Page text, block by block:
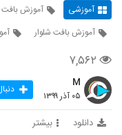
آموزشی آموزش
آموزش بافت شلوار
۷,۵۶۲
M
۰۵ آذر ۱۳۹۹
دانلود بیشتر